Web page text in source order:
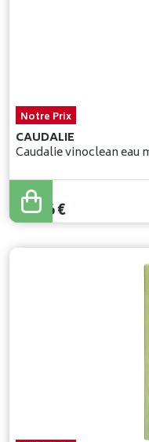
Notre Prix
CAUDALIE
Caudalie vinoclean eau
19,46€